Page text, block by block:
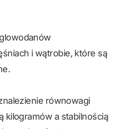
i wątrobie, które są
równowagi
kilogramów a stabilnością